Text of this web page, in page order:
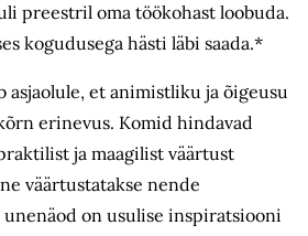
preestril oma töökohast loobuda.
kogudusega hästi läbi saada.*
asjaolule, et animistliku ja õigeusu
erinevus. Komid hindavad
ja maagilist väärtust
väärtustatakse nende
on usulise inspiratsiooni